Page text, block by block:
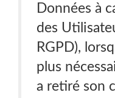
Données à
des
RGPD),
plus
a retiré son